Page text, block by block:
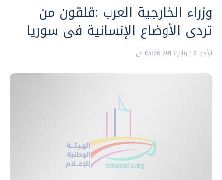
وزراء الخارجية العرب :قلقون من
تردى الأوضاع الإنسانية فى سوريا
الأحد، 13 يناير 2013 05:46 ص